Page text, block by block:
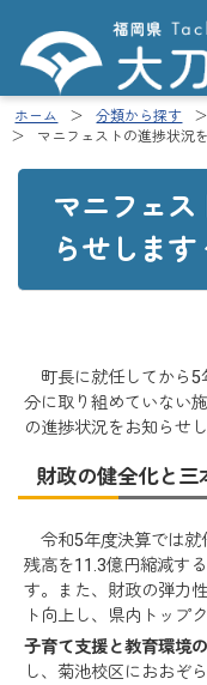
ホーム 分類から探す
マニフェストの進捗状況
マニフェス
らせします
町長に就任してから5
分に取り組めていない
の進捗状況をお知らせし
財政の健全化と三
令和5年度決算では就
残高を11.3億円縮減す
す。また、財政の弾力
ト向上し、県内トップ
子育て支援と教育環境
し、菊池校区におおぞ